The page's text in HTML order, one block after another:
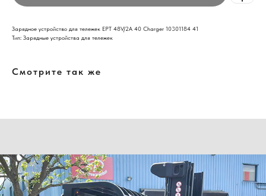
Зарядное устройство для тележек EPT 48V/2A 40 Charger 10301184 41
Тип: Зарядные устройства для тележек
Смотрите так же
Нужна консультация нашего